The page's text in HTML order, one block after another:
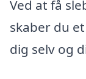
Ved at få
skaber du
dig selv og